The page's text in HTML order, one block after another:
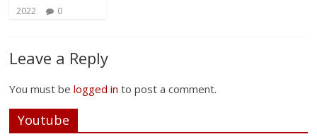
2022
0
Leave a Reply
You must belogged in to post a comment.
Youtube